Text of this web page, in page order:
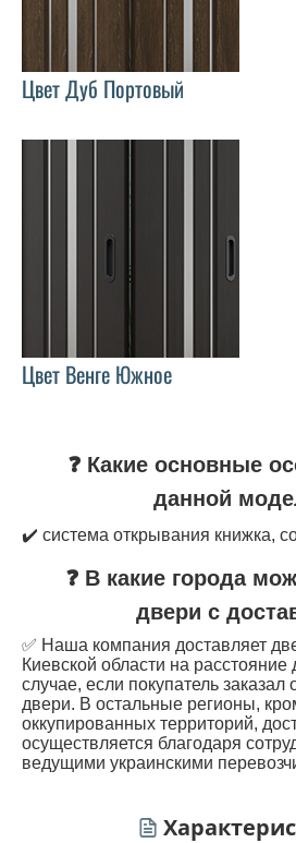
Цвет Дуб Портовый
Цвет Венге Южное
❓ Какие основные
данной
✔️ система открывания книжка,
❓ В какие города
двери с
✅ Наша компания доставляет
Киевской области на расстояние
случае, если покупатель
двери. В остальные регионы,
оккупированных территорий,
осуществляется благодаря
ведущими украинскими